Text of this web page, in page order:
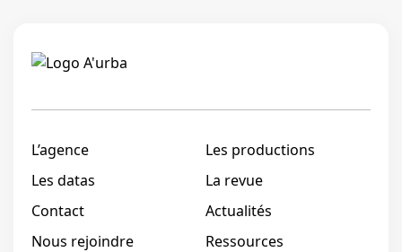
L’agence
Les productions
Les datas
La revue
Contact
Actualités
Nous rejoindre
Ressources